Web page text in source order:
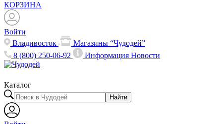
КОРЗИНА
Войти
Владивосток
Магазины “Чудодей”
8 (800) 250-06-92
ИнформацияНовости
Каталог
Найти